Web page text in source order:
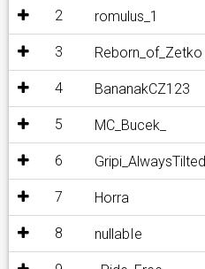
2 romulus_1
3 Reborn_of_Zetko
4 BananakCZ123
5 MC_Bucek_
6 Gripi_AlwaysTilted
7 Horra
8 nullabIe